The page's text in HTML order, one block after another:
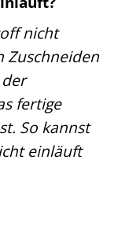
nicht
Zuschneiden
fertige
So kannst
einläuft